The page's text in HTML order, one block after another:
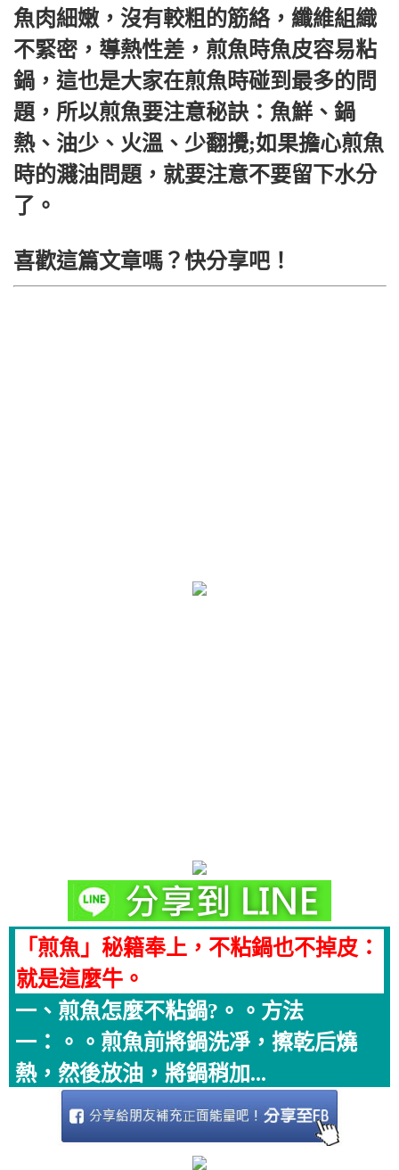
魚肉細嫩，沒有較粗的筋絡，纖維組織
不緊密，導熱性差，煎魚時魚皮容易粘
鍋，這也是大家在煎魚時碰到最多的問
題，所以煎魚要注意秘訣：魚鮮、鍋
熱、油少、火溫、少翻攪;如果擔心煎魚
時的濺油問題，就要注意不要留下水分
了。
喜歡這篇文章嗎？快分享吧！
「煎魚」秘籍奉上，不粘鍋也不掉皮：
就是這麼牛。
一、煎魚怎麼不粘鍋?。。方法
一：。。煎魚前將鍋洗凈，擦乾后燒
熱，然後放油，將鍋稍加...